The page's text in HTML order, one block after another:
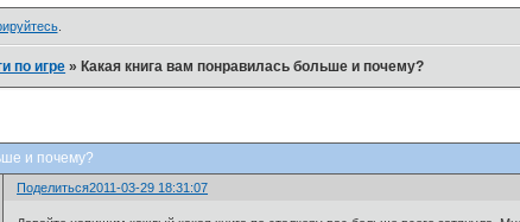
.
по игре » Какая книга вам понравилась больше и почему?
и почему?
Поделиться2011-03-29 18:31:07